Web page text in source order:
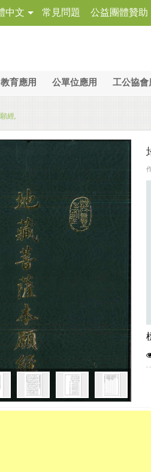
中文 常見問題 公益團體贊助
教育應用 公單位應用 工公協會
經,